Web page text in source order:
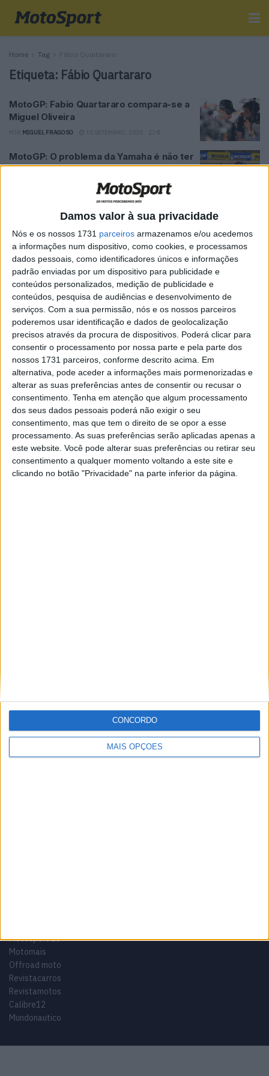
Damos valor à sua privacidade
Nós e os nossos 1731 parceiros armazenamos e/ou acedemos
a informações num dispositivo, como cookies, e processamos
dados pessoais, como identificadores únicos e informações
padrão enviadas por um dispositivo para publicidade e
conteúdos personalizados, medição de publicidade e
conteúdos, pesquisa de audiências e desenvolvimento de
serviços. Com a sua permissão, nós e os nossos parceiros
poderemos usar identificação e dados de geolocalização
precisos através da procura de dispositivos. Poderá clicar para
consentir o processamento por nossa parte e pela parte dos
nossos 1731 parceiros, conforme descrito acima. Em
alternativa, pode aceder a informações mais pormenorizadas e
alterar as suas preferências antes de consentir ou recusar o
consentimento. Tenha em atenção que algum processamento
dos seus dados pessoais poderá não exigir o seu
consentimento, mas que tem o direito de se opor a esse
processamento. As suas preferências serão aplicadas apenas a
este website. Você pode alterar suas preferências ou retirar seu
consentimento a qualquer momento voltando a este site e
clicando no botão "Privacidade" na parte inferior da página.
MAIS OPÇÕES
CONCORDO
Home Tag Fábio Quartararo
Etiqueta: Fábio Quartararo
MotoGP: Fabio Quartararo compara-se a
Miguel Oliveira
MIGUEL FRAGOSO 0
MotoGP: O problema da Yamaha é não ter
um piloto ao nível de Quartararo?
4 JULHO, 2025 0
passam à Q2
PORRICARDO FERREIRA 30 MARÇO, 2025 0
Tendências Comentários Novidades
MotoGP- Reviravolta com Oliveira na Honda
8 SETEMBRO, 2025
MotoGP: Reviravolta? Miguel Oliveira pode
ter vaga em 2026
MotoGP: Paolo Campinoti (Pramac) faz
revelações ‘desconfortáveis’ sobre Marc
Márquez
16 OUTUBRO, 2025
MotoGP: Toprak Razgatlioglu ‘muito
superior’ a Miguel Oliveira
Estatuto editorial
Termos e condições
Motosport ES
Motomais
Offroad moto
Revistacarros
Revistamotos
Calibre12
Mundonautico